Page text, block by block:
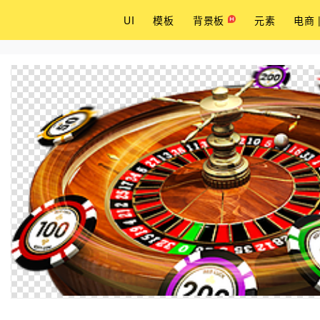
UI 模板 背景板 元素 电商